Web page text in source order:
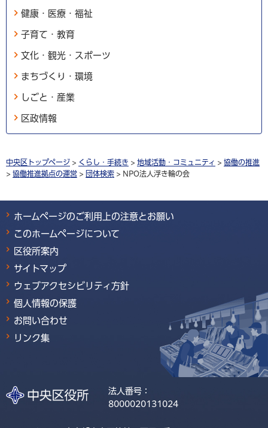
健康・医療・福祉
子育て・教育
文化・観光・スポーツ
まちづくり・環境
しごと・産業
区政情報
中央区トップページ > くらし・手続き > 地域活動・コミュニティ > 協働の推進
> 協働推進拠点の運営 > 団体検索 > NPO法人浮き輪の会
ホームページのご利用上の注意とお願い
このホームページについて
区役所案内
サイトマップ
ウェブアクセシビリティ方針
個人情報の保護
お問い合わせ
リンク集
法人番号：
8000020131024